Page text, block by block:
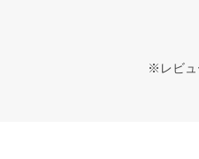
※レビュ